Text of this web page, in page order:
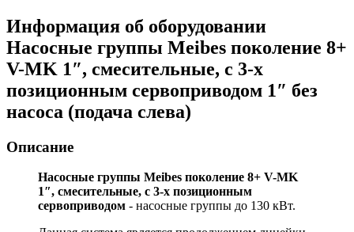
Информация об оборудовании
Насосные группы Meibes поколение 8+
V-MK 1″, смесительные, с 3-х
позиционным сервоприводом 1″ без
насоса (подача слева)
Описание
Насосные группы Meibes поколение 8+ V-MK
1″, смесительные, с 3-х позиционным
сервоприводом - насосные группы до 130 кВт.